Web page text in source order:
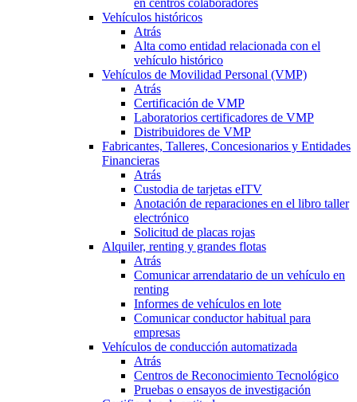
en centros colaboradores
Vehículos históricos
Atrás
Alta como entidad relacionada con el
vehículo histórico
Vehículos de Movilidad Personal (VMP)
Atrás
Certificación de VMP
Laboratorios certificadores de VMP
Distribuidores de VMP
Fabricantes, Talleres, Concesionarios y Entidades
Financieras
Atrás
Custodia de tarjetas eITV
Anotación de reparaciones en el libro taller
electrónico
Solicitud de placas rojas
Alquiler, renting y grandes flotas
Atrás
Comunicar arrendatario de un vehículo en
renting
Informes de vehículos en lote
Comunicar conductor habitual para
empresas
Vehículos de conducción automatizada
Atrás
Centros de Reconocimiento Tecnológico
Pruebas o ensayos de investigación